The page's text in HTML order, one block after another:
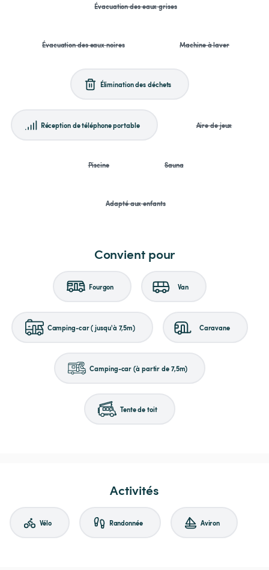
Évacuation des eaux grises
Évacuation des eaux noires Machine à laver
Élimination des déchets
Réception de téléphone portable Aire de jeux
Piscine Sauna
Adapté aux enfants
Convient pour
Fourgon Van
Camping-car (jusqu'à 7,5m) Caravane
Camping-car (à partir de 7,5m)
Tente de toit
Activités
Vélo Randonnée Aviron